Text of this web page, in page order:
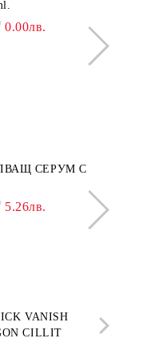
0.00лв.
СЕРУМ С
5.26лв.
VANISH
CILLIT